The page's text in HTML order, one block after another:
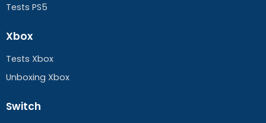
Tests PS5
Xbox
Tests Xbox
Unboxing Xbox
Switch